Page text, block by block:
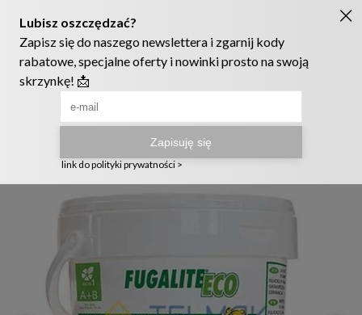
Ruszyła nowa szata graficzna naszego sklepu! ❤️
222905958 sklep@telmak.pl
Materiały budowlane Chemia budowlana